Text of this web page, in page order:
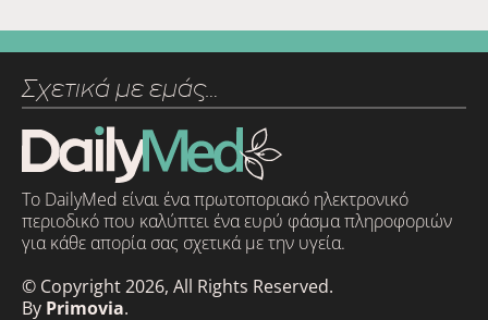
Σχετικά με εμάς…
Το DailyMed είναι ένα πρωτοποριακό ηλεκτρονικό
περιοδικό που καλύπτει ένα ευρύ φάσμα πληροφοριών
για κάθε απορία σας σχετικά με την υγεία.
© Copyright 2026, All Rights Reserved.
By Primovia.